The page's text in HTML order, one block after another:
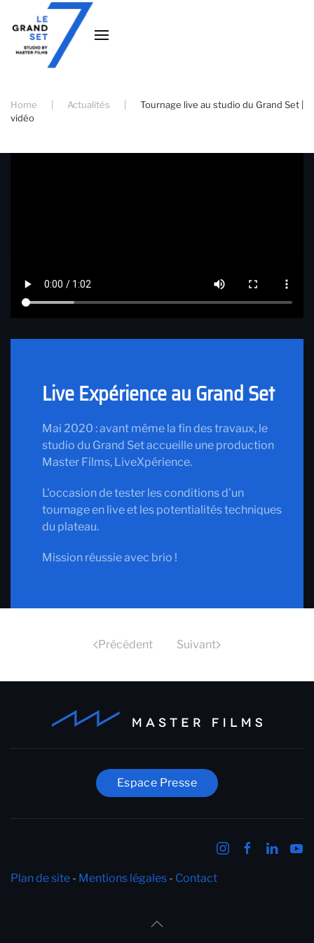
Accéder au contenu principal
Home Actualités
Tournage live au studio du Grand Set |
vidéo
Live Expérience au Grand Set
Mai 2020 : avant même la fin des travaux, le
studio du Grand Set accueille une production
Master Films, LiveXpérience.
L'occasion de tester les conditions d'un
tournage en live et les potentialités techniques
du plateau.
Mission réussie avec brio !
Précédent Suivant
Espace Presse
Plan de site - Mentions légales - Contact